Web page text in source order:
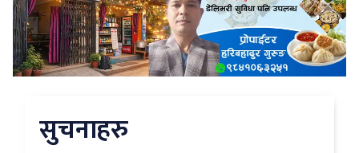
सुचनाहरु